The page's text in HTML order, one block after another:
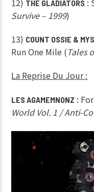
THE GLADIATORS
Survive – 1999)
13) COUNT OSSIE &
Run One Mile (Tales
La Reprise Du Jour :
LES AGAMEMNONZ :
World Vol. 1 / Anti-